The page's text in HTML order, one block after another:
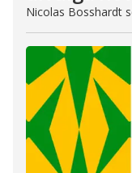
Nicolas Bosshardt